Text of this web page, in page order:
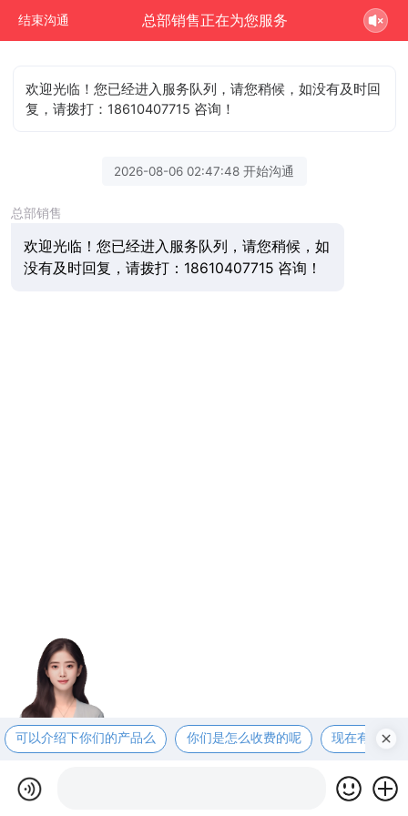
结束沟通 总部销售正在为您服务
欢迎光临！您已经进入服务队列，请您稍候，如没有及时回
复，请拨打：18610407715 咨询！
2026-08-06 02:47:48 开始沟通
总部销售
欢迎光临！您已经进入服务队列，请您稍候，如
没有及时回复，请拨打：18610407715 咨询！
可以介绍下你们的产品么 你们是怎么收费的呢 现在有优惠